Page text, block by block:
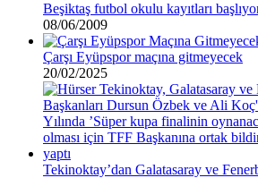
Beşiktaş futbol okulu kayıtları
08/06/2009
Çarşı Eyüpspor maçına gitmeyecek
20/02/2025
Tekinoktay’dan Galatasaray ve